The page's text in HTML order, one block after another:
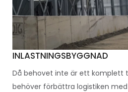
INLASTNINGSBYGGNAD
Då behovet inte är ett komplett
behöver förbättra logistiken